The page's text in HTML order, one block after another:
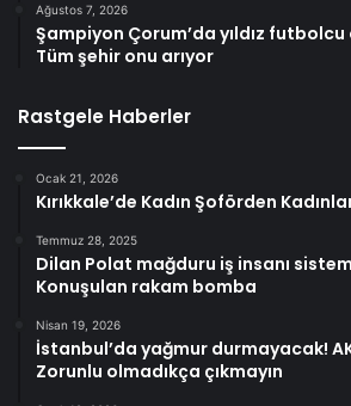
Ağustos 7, 2026
Şampiyon Çorum’da yıldız
Tüm şehir onu arıyor
Rastgele Haberler
Ocak 21, 2026
Kırıkkale’de Kadın Şoförden
Temmuz 28, 2025
Dilan Polat mağduru iş insanı
Konuşulan rakam bomba
Nisan 19, 2026
İstanbul’da yağmur durmayacak!
Zorunlu olmadıkça çıkmayın